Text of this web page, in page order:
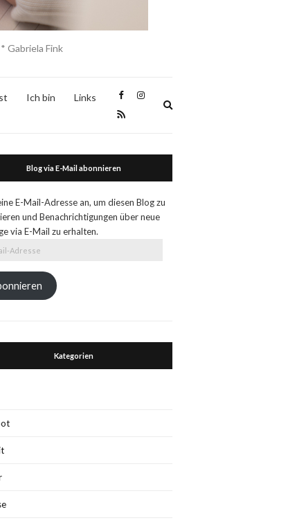
Gabriela Fink
Ich bin
Links
Blog via E-Mail abonnieren
E-Mail-Adresse an, um diesen Blog zu
und Benachrichtigungen über neue
via E-Mail zu erhalten.
Kategorien